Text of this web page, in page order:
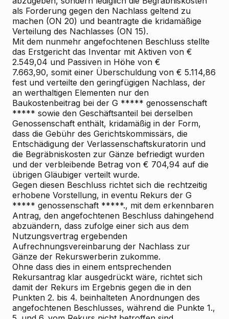
als Forderung gegen den Nachlass geltend zu
machen (ON 20) und beantragte die kridamäßige
Verteilung des Nachlasses (ON 15).
Mit dem nunmehr angefochtenen Beschluss stellte
das Erstgericht das Inventar mit Aktiven von €
2.549,04 und Passiven in Höhe von €
7.663,90, somit einer Überschuldung von € 5.114,86
fest und verteilte den geringfügigen Nachlass, der
an werthaltigen Elementen nur den
Baukostenbeitrag bei der G ***** genossenschaft
***** sowie den Geschäftsanteil bei derselben
Genossenschaft enthält, kridamäßig in der Form,
dass die Gebühr des Gerichtskommissärs, die
Entschädigung der Verlassenschaftskuratorin und
die Begräbniskosten zur Gänze befriedigt wurden
und der verbleibende Betrag von € 704,94 auf die
übrigen Gläubiger verteilt wurde.
Gegen diesen Beschluss richtet sich die rechtzeitig
erhobene Vorstellung, in eventu Rekurs der G
***** genossenschaft *****., mit dem erkennbaren
Antrag, den angefochtenen Beschluss dahingehend
abzuändern, dass zufolge einer sich aus dem
Nutzungsvertrag ergebenden
Aufrechnungsvereinbarung der Nachlass zur
Gänze der Rekurswerberin zukomme.
Ohne dass dies in einem entsprechenden
Rekursantrag klar ausgedrückt wäre, richtet sich
damit der Rekurs im Ergebnis gegen die in den
Punkten 2. bis 4. beinhalteten Anordnungen des
angefochtenen Beschlusses, während die Punkte 1.,